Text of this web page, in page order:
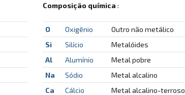
Composição química :
O Oxigênio Outro não metálico
Si
Silício Metalóides
Al
Alumínio Metal pobre
Na
Sódio Metal alcalino
Ca
Cálcio Metal alcalino-terroso